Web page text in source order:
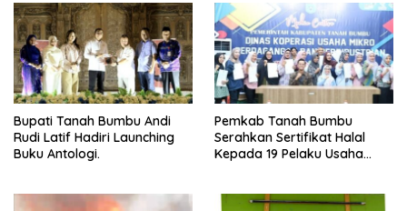
Bupati Tanah Bumbu Andi
Rudi Latif Hadiri Launching
Buku Antologi.
Pemkab Tanah Bumbu
Serahkan Sertifikat Halal
Kepada 19 Pelaku Usaha